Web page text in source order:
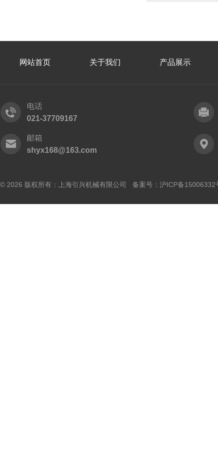
网站首页 关于我们 产品展示
电话
021-37709167
邮箱
shyx168@163.com
© 2026 版权所有：上海引兴机械有限公司 备案号： 沪ICP备15006332